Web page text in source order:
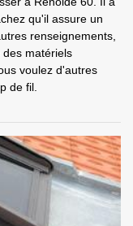
qu'il assure un
renseignements,
des matériels
voulez d'autres
de fil.